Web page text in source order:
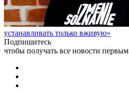
устанавливать только вживую»
Подпишитесь
чтобы получать все новости первым